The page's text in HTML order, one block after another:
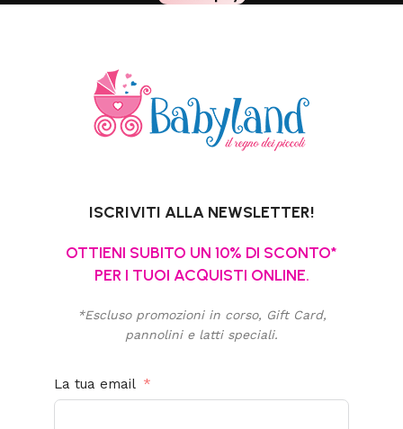
ISCRIVITI ALLA NEWSLETTER!
OTTIENI SUBITO UN 10% DI SCONTO*
PER I TUOI ACQUISTI ONLINE.
*Escluso promozioni in corso, Gift Card,
pannolini e latti speciali.
La tua email